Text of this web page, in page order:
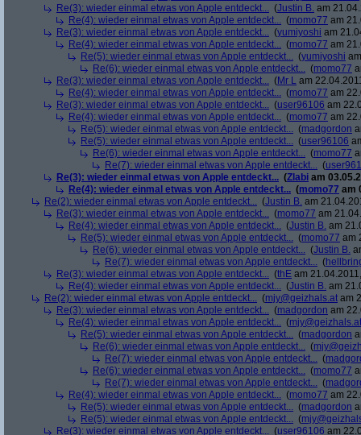
Re(3): wieder einmal etwas von Apple entdeckt... (Justin B. am
Re(4): wieder einmal etwas von Apple entdeckt... (momo77 am
Re(3): wieder einmal etwas von Apple entdeckt... (yumiyoshi am
Re(4): wieder einmal etwas von Apple entdeckt... (momo77 am
Re(5): wieder einmal etwas von Apple entdeckt... (yumiyoshi
Re(6): wieder einmal etwas von Apple entdeckt... (momo77
Re(3): wieder einmal etwas von Apple entdeckt... (Mr L am
Re(4): wieder einmal etwas von Apple entdeckt... (momo77 am
Re(3): wieder einmal etwas von Apple entdeckt... (user96106 am
Re(4): wieder einmal etwas von Apple entdeckt... (momo77 am
Re(5): wieder einmal etwas von Apple entdeckt... (madgordon
Re(5): wieder einmal etwas von Apple entdeckt... (user96106
Re(6): wieder einmal etwas von Apple entdeckt... (momo77
Re(7): wieder einmal etwas von Apple entdeckt... (
Re(3): wieder einmal etwas von Apple entdeckt... (Zlabi am
Re(4): wieder einmal etwas von Apple entdeckt... (momo77 am
Re(2): wieder einmal etwas von Apple entdeckt... (Justin B. am
Re(3): wieder einmal etwas von Apple entdeckt... (momo77 am
Re(4): wieder einmal etwas von Apple entdeckt... (Justin B. am
Re(5): wieder einmal etwas von Apple entdeckt... (momo77 am
Re(6): wieder einmal etwas von Apple entdeckt... (Justin B.
Re(7): wieder einmal etwas von Apple entdeckt... (
Re(3): wieder einmal etwas von Apple entdeckt... (thE am
Re(4): wieder einmal etwas von Apple entdeckt... (Justin B. am
Re(2): wieder einmal etwas von Apple entdeckt... (mjy@geizhals.at am
Re(3): wieder einmal etwas von Apple entdeckt... (madgordon am
Re(4): wieder einmal etwas von Apple entdeckt... (mjy@geizhals.at
Re(5): wieder einmal etwas von Apple entdeckt... (madgordon
Re(6): wieder einmal etwas von Apple entdeckt... (
Re(7): wieder einmal etwas von Apple entdeckt... (
Re(6): wieder einmal etwas von Apple entdeckt... (momo77
Re(7): wieder einmal etwas von Apple entdeckt... (
Re(4): wieder einmal etwas von Apple entdeckt... (momo77 am
Re(5): wieder einmal etwas von Apple entdeckt... (madgordon
Re(5): wieder einmal etwas von Apple entdeckt... (
Re(3): wieder einmal etwas von Apple entdeckt... (user96106 am